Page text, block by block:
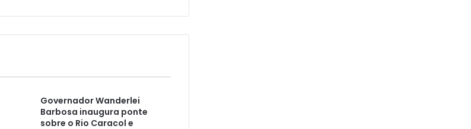
Governador Wanderlei
Barbosa inaugura ponte
sobre o Rio Caracol e